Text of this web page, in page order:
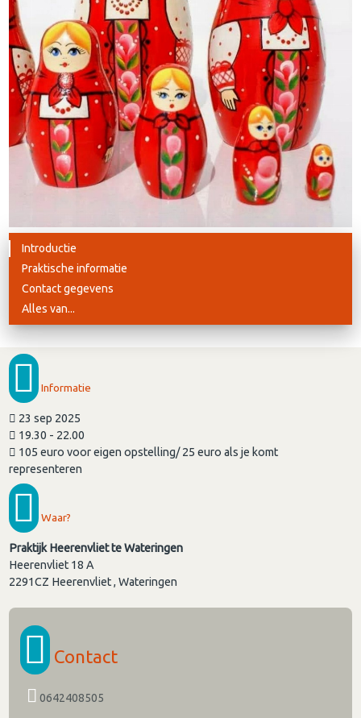
Introductie
Praktische informatie
Contact gegevens
Alles van...
Informatie
23 sep 2025
19.30 - 22.00
105 euro voor eigen opstelling/ 25 euro als je komt
representeren
Waar?
Praktijk Heerenvliet te Wateringen
Heerenvliet 18 A
2291CZ Heerenvliet , Wateringen
Contact
0642408505